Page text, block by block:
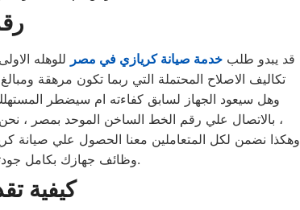
قد يبدو طلبخدمة صيانة كريازي في مصر للوهله
تكاليف الاصلاح المحتملة التي ربما تكون مرهقة
وهل سيعود الجهاز لسابق كفاءته ام سيضطر
بالاتصال علي رقم الخط الساخن الموحد بمصر ، نحن نعمل علي اتمام صيانة اجهزة كريازي بمدة زمنية قصيرة بالاضافة شهادة ضمان معتمدة وموثوقة ،
وهكذا نضمن لكل المتعاملين معنا الحصول علي صيانة
وظائف جهازك بكامل جودتها، نهتم دائماً بمساعدة مستخدم أجهزة كريازي بجميع محافظات مصر.
كيفية